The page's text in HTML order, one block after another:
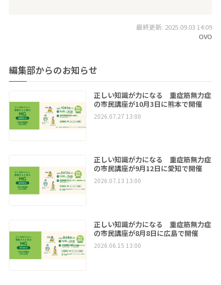
最終更新: 2025.09.03 14:09
OVO
編集部からのお知らせ
正しい知識が力になる 重症筋無力症
の市民講座が10月3日に熊本で開催
2026.07.27 13:00
正しい知識が力になる 重症筋無力症
の市民講座が9月12日に愛知で開催
2026.07.13 13:00
正しい知識が力になる 重症筋無力症
の市民講座が8月8日に広島で開催
2026.06.15 13:00